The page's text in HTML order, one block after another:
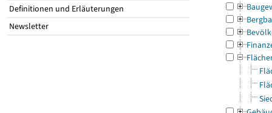
Definitionen und Erläuterungen
Newsletter